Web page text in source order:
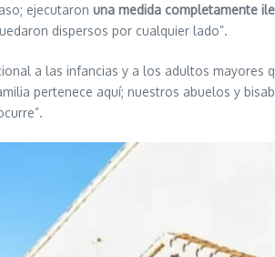
ejecutaron una medida completamente
dispersos por cualquier lado”.
a las infancias y a los adultos
pertenece aquí; nuestros abuelos y